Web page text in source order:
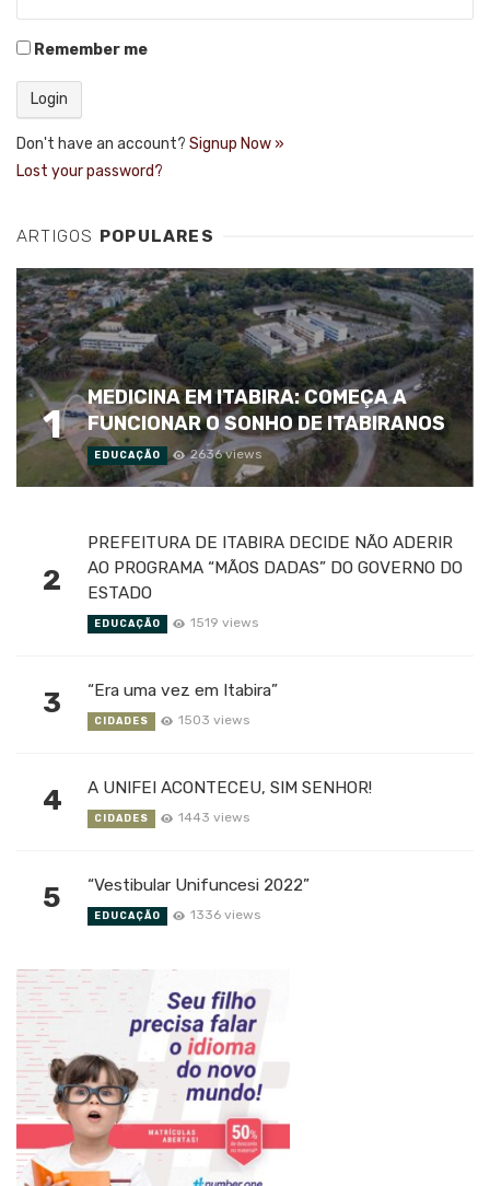
Remember me
Don't have an account? Signup Now »
Lost your password?
ARTIGOS POPULARES
1
MEDICINA EM ITABIRA: COMEÇA A
FUNCIONAR O SONHO DE ITABIRANOS
EDUCAÇÃO 2636 views
2
PREFEITURA DE ITABIRA DECIDE NÃO ADERIR
AO PROGRAMA “MÃOS DADAS” DO GOVERNO DO
ESTADO
EDUCAÇÃO 1519 views
3 “Era uma vez em Itabira”
CIDADES 1503 views
4 A UNIFEI ACONTECEU, SIM SENHOR!
CIDADES 1443 views
5 “Vestibular Unifuncesi 2022”
EDUCAÇÃO 1336 views